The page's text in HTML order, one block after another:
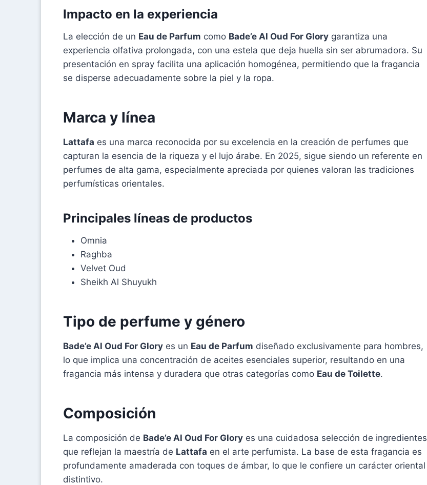
Impacto en la experiencia
La elección de un Eau de Parfum como Bade’e Al Oud For Glory garantiza una
experiencia olfativa prolongada, con una estela que deja huella sin ser abrumadora. Su
presentación en spray facilita una aplicación homogénea, permitiendo que la fragancia
se disperse adecuadamente sobre la piel y la ropa.
Marca y línea
Lattafa es una marca reconocida por su excelencia en la creación de perfumes que
capturan la esencia de la riqueza y el lujo árabe. En 2025, sigue siendo un referente en
perfumes de alta gama, especialmente apreciada por quienes valoran las tradiciones
perfumísticas orientales.
Principales líneas de productos
Omnia
Raghba
Velvet Oud
Sheikh Al Shuyukh
Tipo de perfume y género
Bade’e Al Oud For Glory es un Eau de Parfum diseñado exclusivamente para hombres,
lo que implica una concentración de aceites esenciales superior, resultando en una
fragancia más intensa y duradera que otras categorías como Eau de Toilette.
Composición
La composición de Bade’e Al Oud For Glory es una cuidadosa selección de ingredientes
que reflejan la maestría de Lattafa en el arte perfumista. La base de esta fragancia es
profundamente amaderada con toques de ámbar, lo que le confiere un carácter oriental
distintivo.